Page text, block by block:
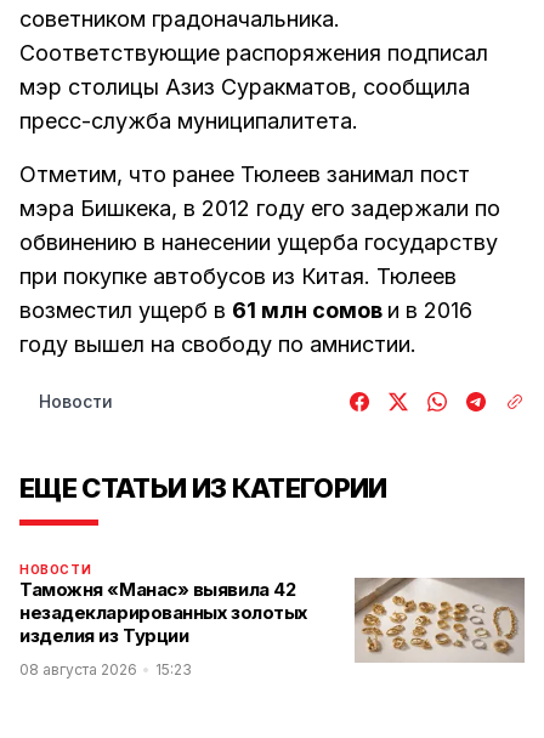
советником градоначальника.
Соответствующие распоряжения подписал
мэр столицы Азиз Суракматов, сообщила
пресс-служба муниципалитета.
Отметим, что ранее Тюлеев занимал пост
мэра Бишкека, в 2012 году его задержали по
обвинению в нанесении ущерба государству
при покупке автобусов из Китая. Тюлеев
возместил ущерб в 61 млн сомов и в 2016
году вышел на свободу по амнистии.
Новости
ЕЩЕ СТАТЬИ ИЗ КАТЕГОРИИ
НОВОСТИ
Таможня «Манас» выявила 42
незадекларированных золотых
изделия из Турции
08 августа 2026 15:23